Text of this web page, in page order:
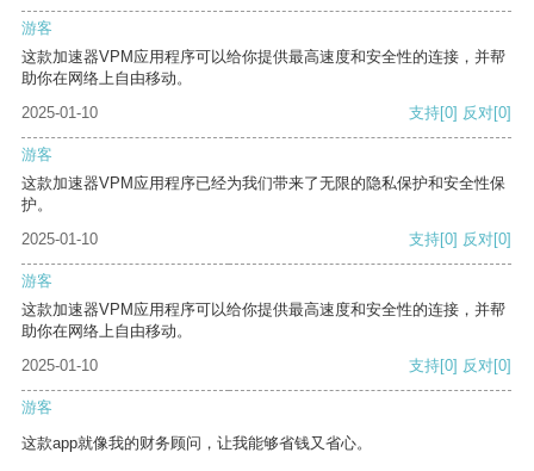
游客
这款加速器VPM应用程序可以给你提供最高速度和安全性的连接，并帮
助你在网络上自由移动。
2025-01-10
支持[0] 反对[0]
游客
这款加速器VPM应用程序已经为我们带来了无限的隐私保护和安全性保
护。
2025-01-10
支持[0] 反对[0]
游客
这款加速器VPM应用程序可以给你提供最高速度和安全性的连接，并帮
助你在网络上自由移动。
2025-01-10
支持[0] 反对[0]
游客
这款app就像我的财务顾问，让我能够省钱又省心。